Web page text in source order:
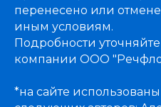
перенесено или
иным условиям.
Подробности
компании ООО
*на сайте